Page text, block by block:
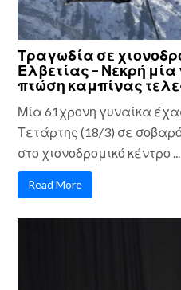
Τραγωδία σε
Ελβετίας – Νεκρή
πτώση καμπίνας
Μία 61χρονη γυναίκα
Τετάρτης (18/3) σε
στο χιονοδρομικό κέντρο ...
Read More